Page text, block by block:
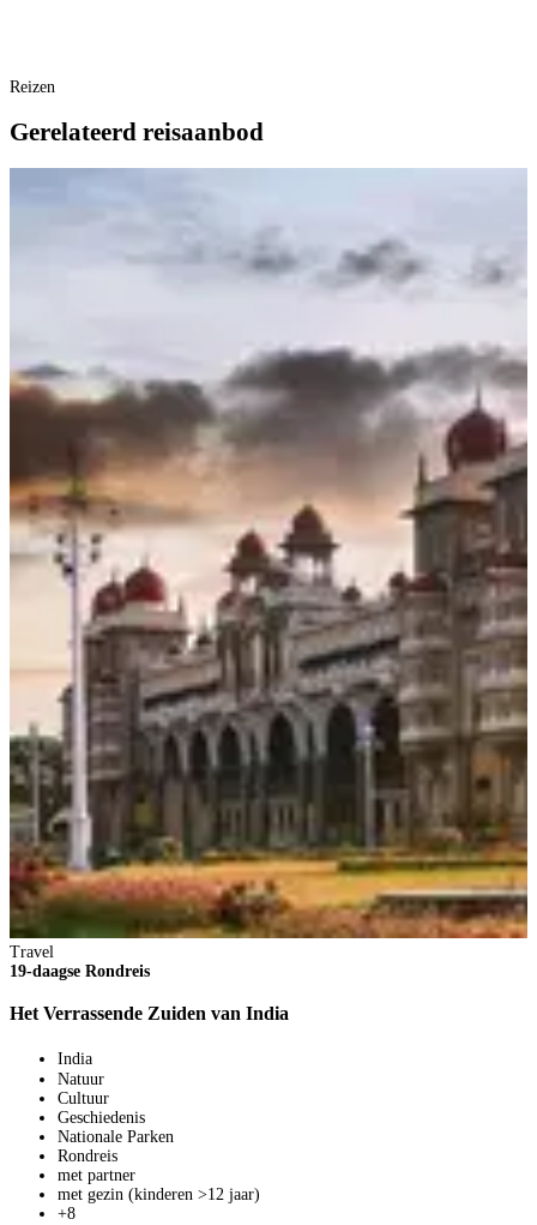
Reizen
Gerelateerd reisaanbod
Travel
19-daagse Rondreis
Het Verrassende Zuiden van India
India
Natuur
Cultuur
Geschiedenis
Nationale Parken
Rondreis
met partner
met gezin (kinderen >12 jaar)
+8